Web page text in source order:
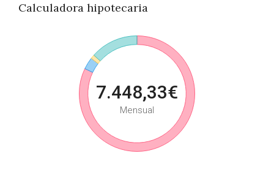
Calculadora hipotecaria
7.448,33€
Mensual